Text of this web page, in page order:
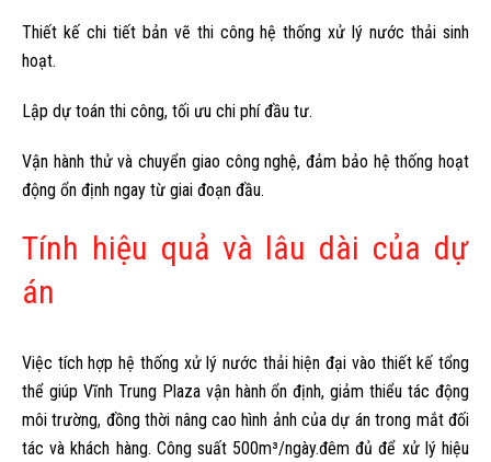
Thiết kế chi tiết bản vẽ thi công hệ thống xử lý nước thải sinh
hoạt.
Lập dự toán thi công, tối ưu chi phí đầu tư.
Vận hành thử và chuyển giao công nghệ, đảm bảo hệ thống hoạt
động ổn định ngay từ giai đoạn đầu.
Tính hiệu quả và lâu dài của dự
án
Việc tích hợp hệ thống xử lý nước thải hiện đại vào thiết kế tổng
thể giúp Vĩnh Trung Plaza vận hành ổn định, giảm thiểu tác động
môi trường, đồng thời nâng cao hình ảnh của dự án trong mắt đối
tác và khách hàng. Công suất 500m³/ngày.đêm đủ để xử lý hiệu